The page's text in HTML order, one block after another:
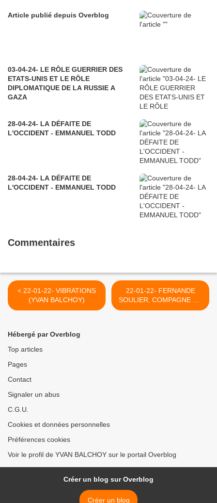
Article publié depuis Overblog
03-04-24- LE RÔLE GUERRIER DES
ETATS-UNIS ET LE RÔLE
DIPLOMATIQUE DE LA RUSSIE A
GAZA
28-04-24- LA DÉFAITE DE
L'OCCIDENT - EMMANUEL TODD
28-04-24- LA DÉFAITE DE
L'OCCIDENT - EMMANUEL TODD
Commentaires
< 22-01-22- VIBRATIONS
(YVAN BALCHOY)
22-01-22- FERNANDE
SOULIER, COMPAGNE DE
SAINT FRANCOIS NOUS
Hébergé par Overblog
Top articles
Pages
Contact
Signaler un abus
C.G.U.
Cookies et données personnelles
Préférences cookies
Voir le profil de YVAN BALCHOY sur le portail Overblog
Créer un blog sur Overblog
Créer un blog